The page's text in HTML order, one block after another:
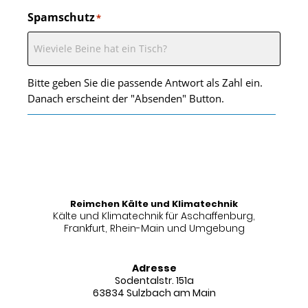
Spamschutz*
Bitte geben Sie die passende Antwort als Zahl ein.
Danach erscheint der "Absenden" Button.
Reimchen Kälte und Klimatechnik
Kälte und Klimatechnik für Aschaffenburg,
Frankfurt, Rhein-Main und Umgebung
Adresse
Sodentalstr. 151a
63834 Sulzbach am Main